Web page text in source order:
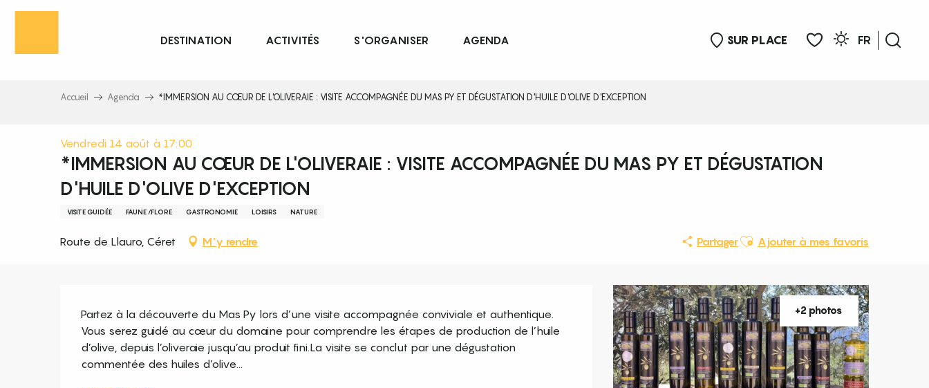
Aller
principal
SUR PLACE
FR
DESTINATION ACTIVITÉS S'ORGANISER AGENDA
Accueil Agenda *IMMERSION AU CŒUR DE L'OLIVERAIE : VISITE ACCOMPAGNÉE DU MAS PY ET DÉGUSTATION D'HUILE D'OLIVE D'EXCEPTION
Vendredi 14 août à 17:00
*IMMERSION AU CŒUR DE L'OLIVERAIE : VISITE ACCOMPAGNÉE DU MAS PY ET DÉGUSTATION
D'HUILE D'OLIVE D'EXCEPTION
VISITE GUIDÉE FAUNE /FLORE GASTRONOMIE LOISIRS NATURE
Route de Llauro, Céret M'y rendre PartagerAjouter aux favoris
Ajouter à mes favoris
+2 photos
Description
Partez à la découverte du Mas Py lors d’une visite accompagnée conviviale et authentique.
Vous serez guidé au cœur du domaine pour comprendre les étapes de production de l’huile
d’olive, depuis l’oliveraie jusqu’au produit fini.La visite se conclut par une dégustation
commentée des huiles d’olive...